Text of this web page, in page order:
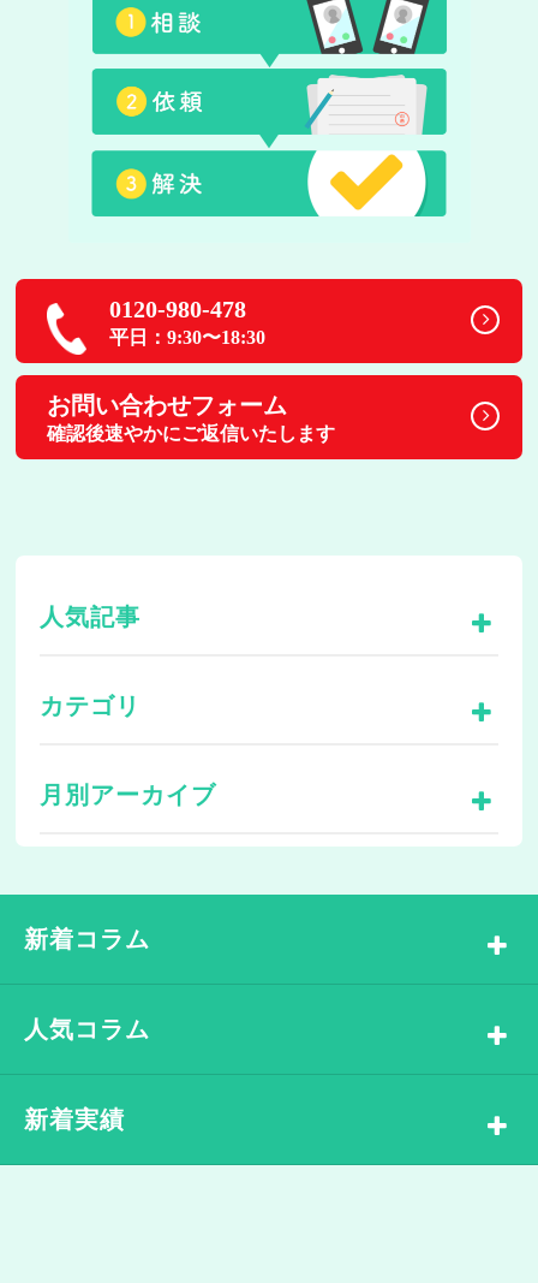
0120-980-478
平日：9:30〜18:30
お問い合わせフォーム
確認後速やかにご返信いたします
人気記事
カテゴリ
月別アーカイブ
新着コラム
人気コラム
新着実績